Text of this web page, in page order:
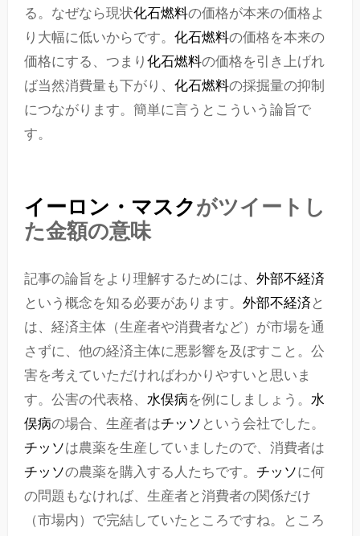
る。なぜなら現状化石燃料の価格が本来の価格よ
り大幅に低いからです。 化石燃料の価格を本来の
価格にする、つまり 化石燃料の価格を引き上げれ
ば当然消費量も下がり、 化石燃料の採掘量の抑制
につながります。簡単に言うとこういう論旨で
す。
イーロン・マスクがツイートし
た金額の意味
記事の論旨をより理解するためには、 外部不経済
という概念を知る必要があります。 外部不経済 と
は、経済主体（生産者や消費者など）が市場を通
さずに、他の経済主体に悪影響を及ぼすこと。公
害を考えていただければわかりやすいと思いま
す。公害の代表格、 水俣病を例にしましょう。 水
俣病の場合、生産者はチッソ という会社でした。
チッソは農薬を生産していましたので、消費者は
チッソの農薬を購入する人たちです。 チッソに何
の問題もなければ、生産者と消費者の関係だけ
（市場内）で完結していたところですね。ところ